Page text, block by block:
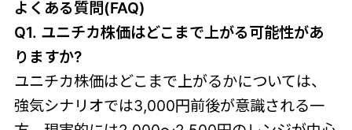
よくある質問(FAQ)
Q1. ユニチカ株価はどこまで上がる可能性があ
りますか?
ユニチカ株価はどこまで上がるかについては、
強気シナリオでは3,000円前後が意識される一